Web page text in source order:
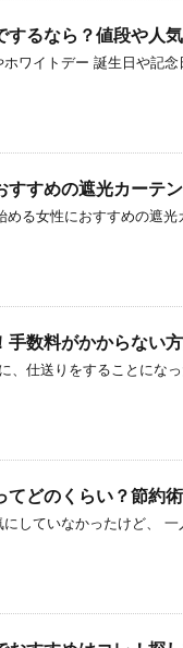
るなら？値段や人
ワイトデー 誕生日や記
すすめの遮光カーテ
る女性におすすめの遮光
手数料がかからない
、仕送りをすることにな
どのくらい？節約術
していなかったけど、